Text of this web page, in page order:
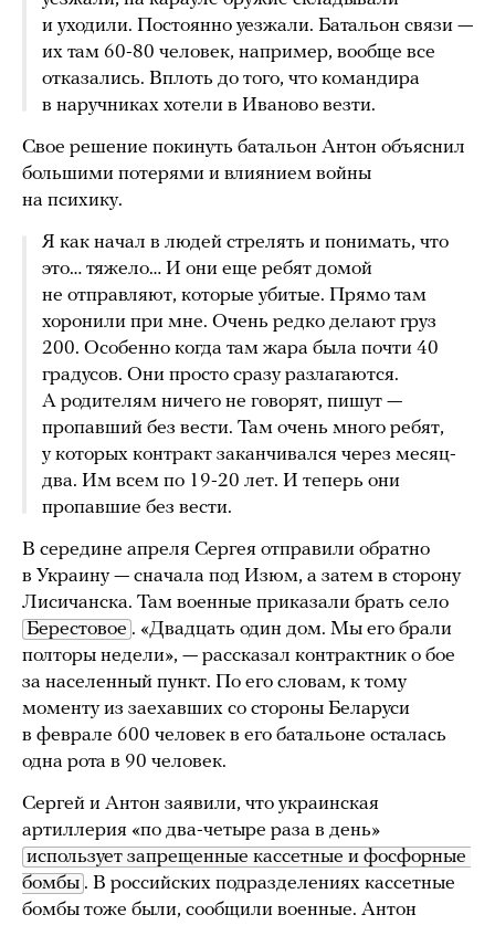
и уходили. Постоянно уезжали. Батальон связи —
их там 60-80 человек, например, вообще все
отказались. Вплоть до того, что командира
в наручниках хотели в Иваново везти.
Свое решение покинуть батальон Антон объяснил
большими потерями и влиянием войны
на психику.
Я как начал в людей стрелять и понимать, что
это… тяжело… И они еще ребят домой
не отправляют, которые убитые. Прямо там
хоронили при мне. Очень редко делают груз
200. Особенно когда там жара была почти 40
градусов. Они просто сразу разлагаются.
А родителям ничего не говорят, пишут —
пропавший без вести. Там очень много ребят,
у которых контракт заканчивался через месяц-
два. Им всем по 19-20 лет. И теперь они
пропавшие без вести.
В середине апреля Сергея отправили обратно
в Украину — сначала под Изюм, а затем в сторону
Лисичанска. Там военные приказали брать село
Берестовое . «Двадцать один дом. Мы его брали
полторы недели», — рассказал контрактник о бое
за населенный пункт. По его словам, к тому
моменту из заехавших со стороны Беларуси
в феврале 600 человек в его батальоне осталась
одна рота в 90 человек.
Сергей и Антон заявили, что украинская
артиллерия «по два-четыре раза в день»
использует запрещенные кассетные и фосфорные
бомбы . В российских подразделениях кассетные
бомбы тоже были, сообщили военные. Антон